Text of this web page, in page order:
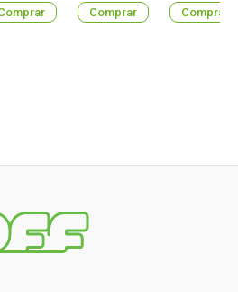
Comprar Comprar